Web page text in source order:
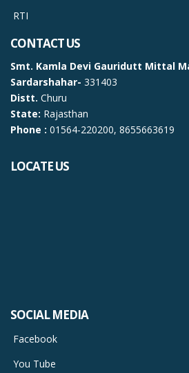
RTI
CONTACT US
Smt. Kamla Devi Gauridutt Mittal
Sardarshahar- 331403
Distt. Churu
State: Rajasthan
Phone : 01564-220200, 8655663619
LOCATE US
SOCIAL MEDIA
Facebook
You Tube